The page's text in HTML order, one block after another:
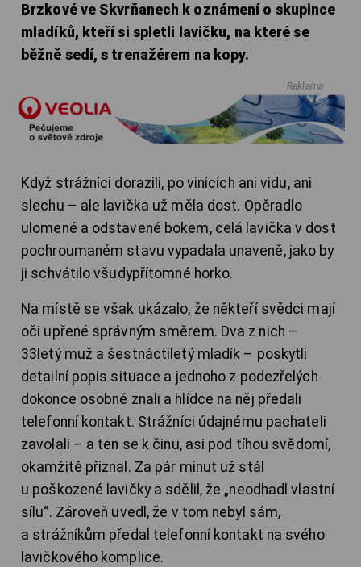
Brzkové ve Skvrňanech k oznámení o skupince
mladíků, kteří si spletli lavičku, na které se
běžně sedí, s trenažérem na kopy.
Reklama
Když strážníci dorazili, po vinících ani vidu, ani
slechu – ale lavička už měla dost. Opěradlo
ulomené a odstavené bokem, celá lavička v dost
pochroumaném stavu vypadala unaveně, jako by
ji schvátilo všudypřítomné horko.
Na místě se však ukázalo, že někteří svědci mají
oči upřené správným směrem. Dva z nich –
33letý muž a šestnáctiletý mladík – poskytli
detailní popis situace a jednoho z podezřelých
dokonce osobně znali a hlídce na něj předali
telefonní kontakt. Strážníci údajnému pachateli
zavolali – a ten se k činu, asi pod tíhou svědomí,
okamžitě přiznal. Za pár minut už stál
u poškozené lavičky a sdělil, že „neodhadl vlastní
sílu“. Zároveň uvedl, že v tom nebyl sám,
a strážníkům předal telefonní kontakt na svého
lavičkového komplice.